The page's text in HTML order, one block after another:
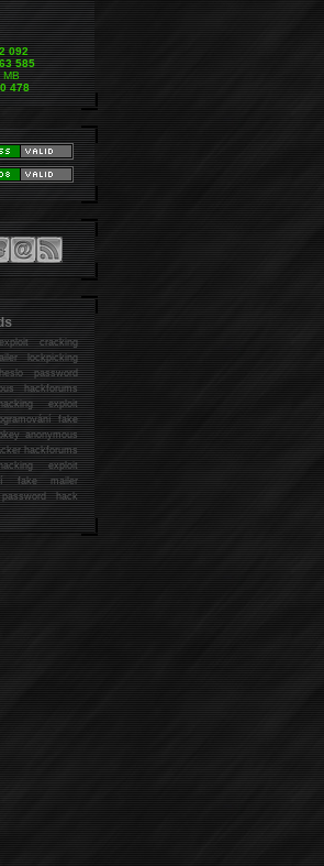
092
585
MB
478
cracking
lockpicking
password
hackforums
exploit
fake
anonymous
hackforums
exploit
fake mailer
hack